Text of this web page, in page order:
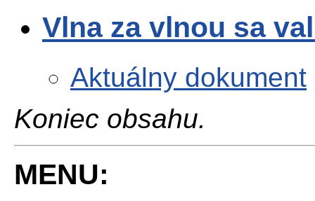
Vlna za vlnou sa
Aktuálny dokument
Koniec obsahu.
MENU: